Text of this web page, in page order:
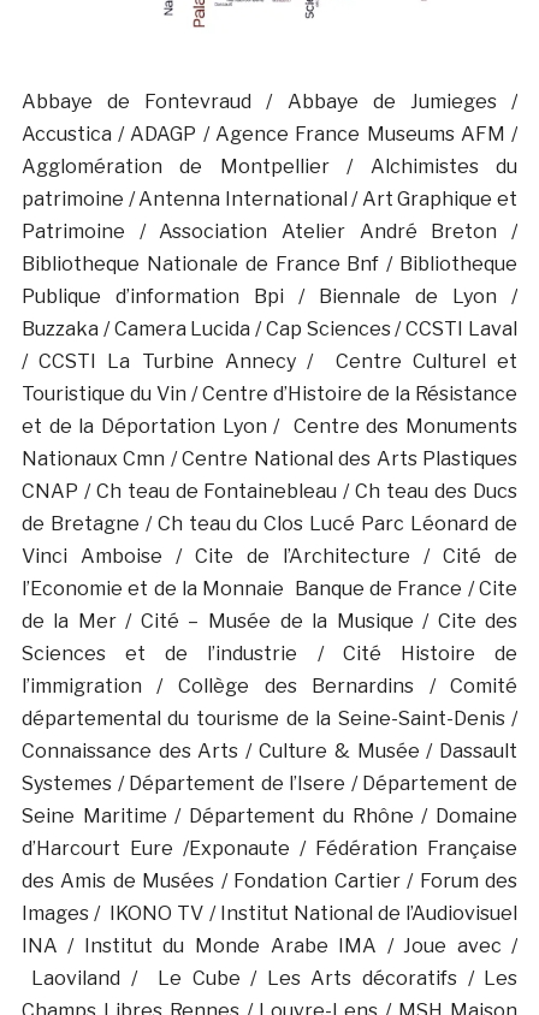
Abbaye de Fontevraud / Abbaye de Jumieges /
Accustica / ADAGP / Agence France Museums AFM /
Agglomération de Montpellier / Alchimistes du
patrimoine / Antenna International / Art Graphique et
Patrimoine / Association Atelier André Breton /
Bibliotheque Nationale de France Bnf / Bibliotheque
Publique d’information Bpi / Biennale de Lyon /
Buzzaka / Camera Lucida / Cap Sciences / CCSTI Laval
/ CCSTI La Turbine Annecy / Centre Culturel et
Touristique du Vin / Centre d’Histoire de la Résistance
et de la Déportation Lyon / Centre des Monuments
Nationaux Cmn / Centre National des Arts Plastiques
CNAP / Ch teau de Fontainebleau / Ch teau des Ducs
de Bretagne / Ch teau du Clos Lucé Parc Léonard de
Vinci Amboise / Cite de l’Architecture / Cité de
l’Economie et de la Monnaie Banque de France / Cite
de la Mer / Cité – Musée de la Musique / Cite des
Sciences et de l’industrie / Cité Histoire de
l’immigration / Collège des Bernardins / Comité
départemental du tourisme de la Seine-Saint-Denis /
Connaissance des Arts / Culture & Musée / Dassault
Systemes / Département de l’Isere / Département de
Seine Maritime / Département du Rhône / Domaine
d’Harcourt Eure /Exponaute / Fédération Française
des Amis de Musées / Fondation Cartier / Forum des
Images / IKONO TV / Institut National de l’Audiovisuel
INA / Institut du Monde Arabe IMA / Joue avec /
Laoviland / Le Cube / Les Arts décoratifs / Les